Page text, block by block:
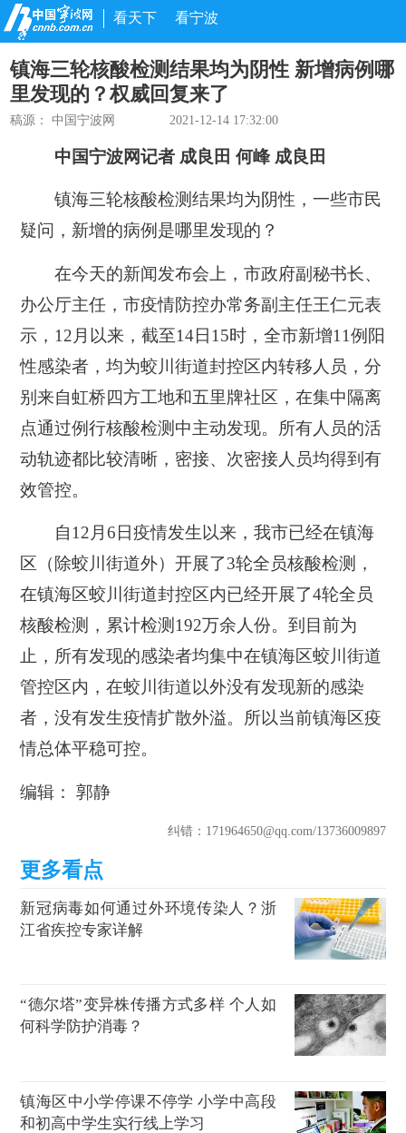
看天下 看宁波
镇海三轮核酸检测结果均为阴性 新增病例哪
里发现的？权威回复来了
稿源： 中国宁波网 2021-12-14 17:32:00
中国宁波网记者 成良田 何峰 成良田
镇海三轮核酸检测结果均为阴性，一些市民
疑问，新增的病例是哪里发现的？
在今天的新闻发布会上，市政府副秘书长、
办公厅主任，市疫情防控办常务副主任王仁元表
示，12月以来，截至14日15时，全市新增11例阳
性感染者，均为蛟川街道封控区内转移人员，分
别来自虹桥四方工地和五里牌社区，在集中隔离
点通过例行核酸检测中主动发现。所有人员的活
动轨迹都比较清晰，密接、次密接人员均得到有
效管控。
自12月6日疫情发生以来，我市已经在镇海
区（除蛟川街道外）开展了3轮全员核酸检测，
在镇海区蛟川街道封控区内已经开展了4轮全员
核酸检测，累计检测192万余人份。到目前为
止，所有发现的感染者均集中在镇海区蛟川街道
管控区内，在蛟川街道以外没有发现新的感染
者，没有发生疫情扩散外溢。所以当前镇海区疫
情总体平稳可控。
编辑： 郭静
纠错：171964650@qq.com/13736009897
新冠病毒如何通过外环境传染人？浙
江省疾控专家详解
“德尔塔”变异株传播方式多样 个人如
何科学防护消毒？
镇海区中小学停课不停学 小学中高段
和初高中学生实行线上学习